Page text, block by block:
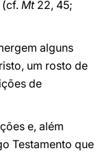
(cf. Mt22, 45;
alguns
um rosto de
de
e, além
Testamento que